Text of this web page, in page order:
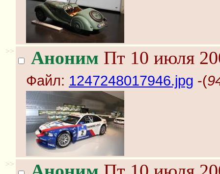
>> Аноним Пт 10 июля
Файл: 1247248017946.jpg -(
>>